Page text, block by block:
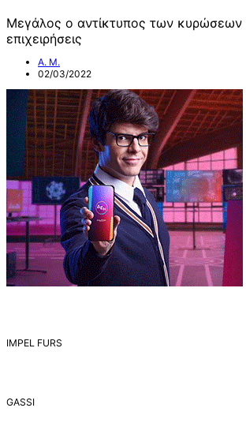
Μεγάλος ο αντίκτυπος των κυρώσεων
επιχειρήσεις
Α. Μ.
02/03/2022
IMPEL FURS
GASSI